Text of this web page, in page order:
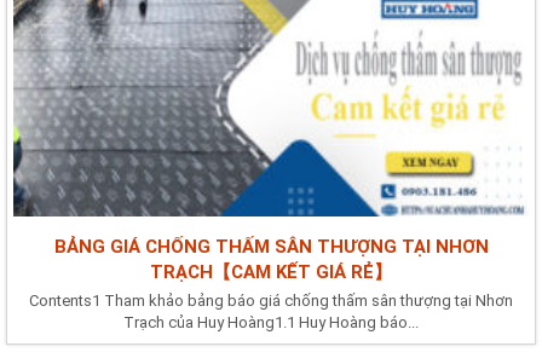
BẢNG GIÁ CHỐNG THẤM SÂN THƯỢNG TẠI NHƠN
TRẠCH【CAM KẾT GIÁ RẺ】
Contents1 Tham khảo bảng báo giá chống thấm sân thượng tại Nhơn
Trạch của Huy Hoàng1.1 Huy Hoàng báo...